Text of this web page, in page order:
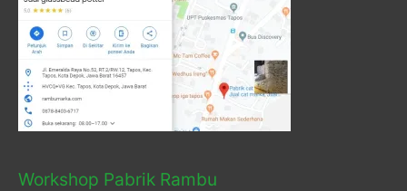
Workshop Pabrik Rambu